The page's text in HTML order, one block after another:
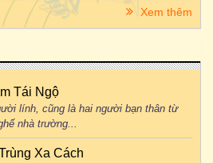
Xem thêm
Tái Ngộ
lính, cũng là hai người bạn thân từ
nhà trường...
Xa Cách